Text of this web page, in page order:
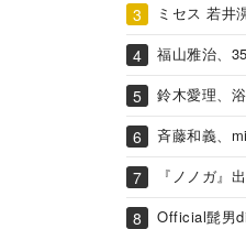
ミセス 若井
福山雅治、
鈴木愛理、
斉藤和義、
『ノノガ』
Official髭男